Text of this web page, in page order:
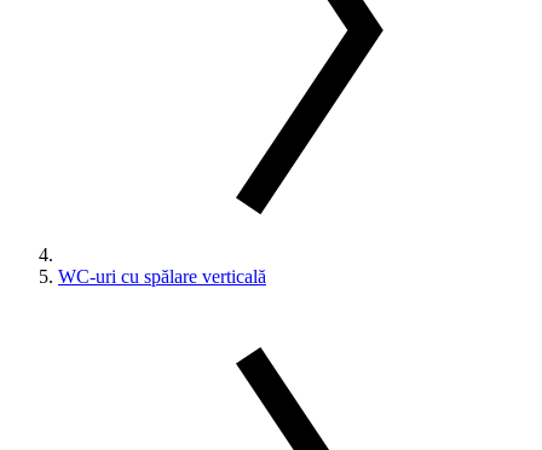
WC-uri cu spălare verticală